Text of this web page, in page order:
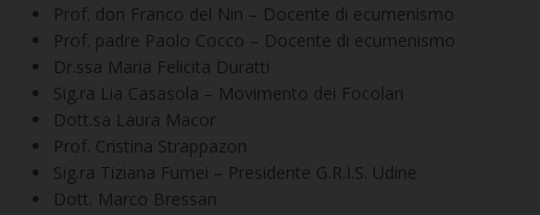
Prof. don Franco del Nin – Docente di ecumenismo
Prof. padre Paolo Cocco – Docente di ecumenismo
Dr.ssa Maria Felicita Duratti
Sig.ra Lia Casasola – Movimento dei Focolari
Dott.sa Laura Macor
Prof. Cristina Strappazon
Sig.ra Tiziana Fumei – Presidente G.R.I.S. Udine
Dott. Marco Bressan